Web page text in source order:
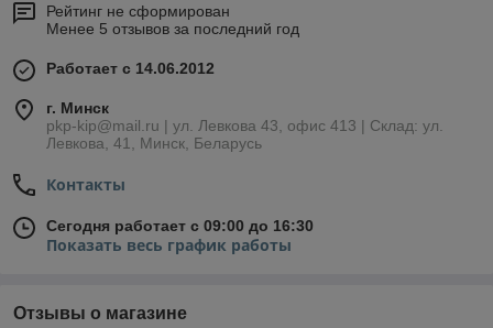
Рейтинг не сформирован
Менее 5 отзывов за последний год
Работает с 14.06.2012
г. Минск
pkp-kip@mail.ru | ул. Левкова 43, офис 413 | Склад: ул.
Левкова, 41, Минск, Беларусь
Контакты
Сегодня работает с 09:00 до 16:30
Показать весь график работы
Отзывы о магазине